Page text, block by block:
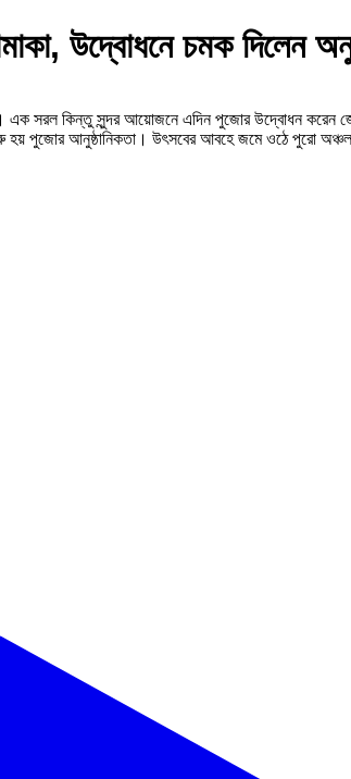
উদ্বোধনে চমক দিলেন
এক সরল কিন্তু সুন্দর আয়োজনে এদিন পুজোর উদ্বোধন
শুরু হয় পুজোর আনুষ্ঠানিকতা। উৎসবের আবহে জমে ওঠে পুরো